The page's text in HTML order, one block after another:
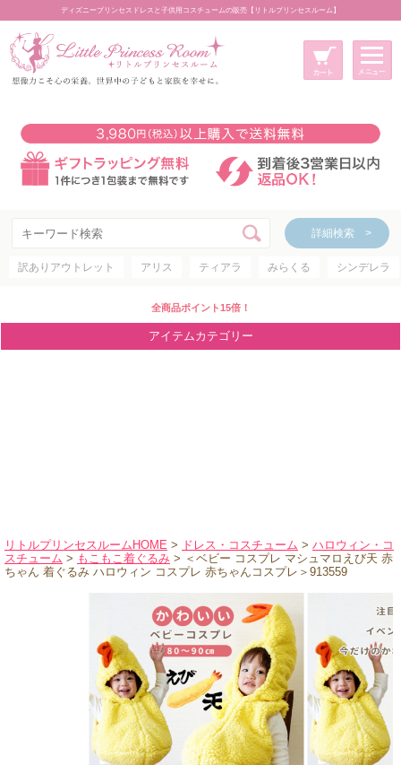
ディズニープリンセスドレスと子供用コスチュームの販売【リトルプリンセスルーム】
詳細検索 >
訳ありアウトレット アリス ティアラ みらくる シンデレラ
全商品ポイント15倍！
アイテムカテゴリー
リトルプリンセスルームHOME > ドレス・コスチューム > ハロウィン・コ
スチューム > もこもこ着ぐるみ > ＜ベビー コスプレ マシュマロえび天 赤
ちゃん 着ぐるみ ハロウィン コスプレ 赤ちゃんコスプレ＞913559
新規会員登録
マイページ
カート
詳細検索 >
アイテムカテゴリー
ディズニープリンセス
ディズニキャラクター
アウトレット
ショッピングインフォメーション
会社概要
お支払・送料
返品・交換
サイズの測り方
よくあるご質問